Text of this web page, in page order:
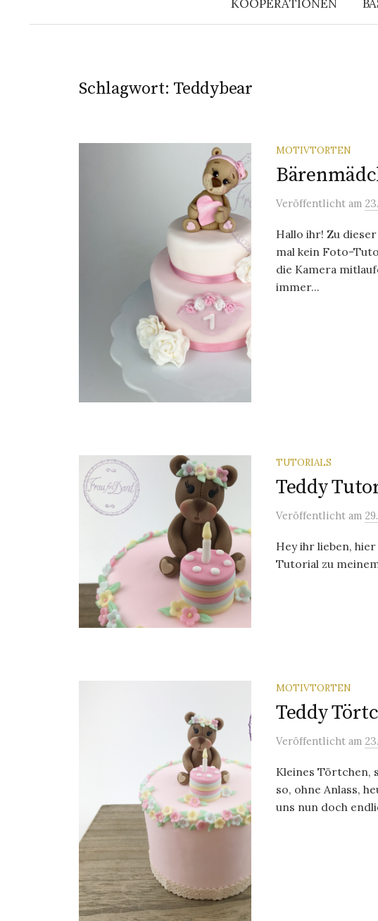
KOOPERATIONEN
Schlagwort: Teddybear
MOTIVTORTEN
Veröffentlicht am
Hallo ihr! Zu
mal kein Foto-
die Kamera
immer...
TUTORIALS
Teddy
Veröffentlicht am
Hey ihr lieben,
Tutorial zu
MOTIVTORTEN
Teddy
Veröffentlicht am
Kleines Törtchen,
so, ohne Anlass,
uns nun doch